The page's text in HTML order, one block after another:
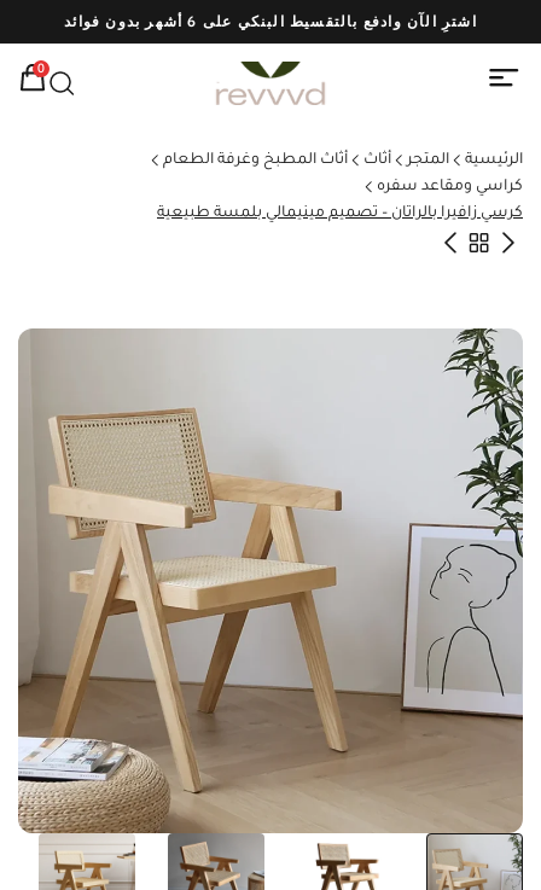
اشترِ الآن وادفع بالتقسيط البنكي على 6 أشهر بدون فوائد
0
الرئيسية المتجر أثاث
أثاث المطبخ وغرفة الطعام
كراسي ومقاعد سفره
كرسي زافيرا بالراتان – تصميم مينيمالي بلمسة طبيعية